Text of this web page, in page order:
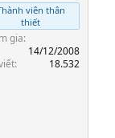
viên thân
thiết
gia
14/12/2008
18.532